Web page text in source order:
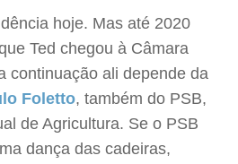
hoje. Mas até 2020
Ted chegou à Câmara
continuação ali depende da
Foletto, também do PSB,
de Agricultura. Se o PSB
dança das cadeiras,